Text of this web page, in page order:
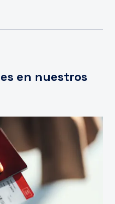
en nuestros